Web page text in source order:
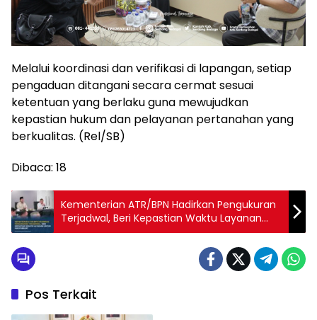
Melalui koordinasi dan verifikasi di lapangan, setiap
pengaduan ditangani secara cermat sesuai
ketentuan yang berlaku guna mewujudkan
kepastian hukum dan pelayanan pertanahan yang
berkualitas. (Rel/SB)
Dibaca: 18
Kementerian ATR/BPN Hadirkan Pengukuran
Terjadwal, Beri Kepastian Waktu Layanan
Untuk Masyarakat
Pos Terkait